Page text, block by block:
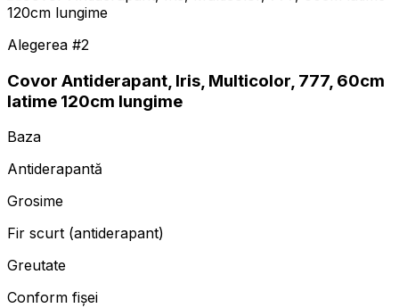
Alegerea #2
Covor Antiderapant, Iris, Multicolor, 777, 60cm
latime 120cm lungime
Baza
Antiderapantă
Grosime
Fir scurt (antiderapant)
Greutate
Conform fișei